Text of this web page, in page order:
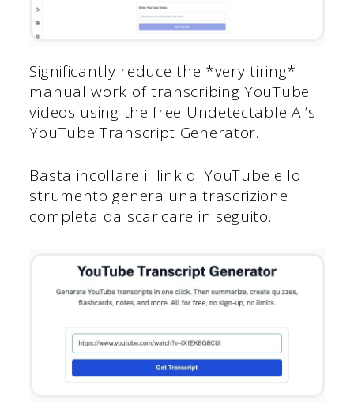
Significantly reduce the *very tiring*
manual work of transcribing YouTube
videos using the free Undetectable AI’s
YouTube Transcript Generator.
Basta incollare il link di YouTube e lo
strumento genera una trascrizione
completa da scaricare in seguito.